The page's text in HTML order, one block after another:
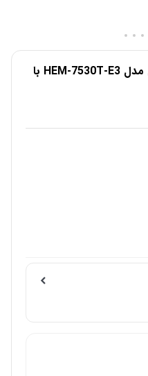
فشارسنج دیجیتال بازویی امرن مدل HEM-7530T-E3 با